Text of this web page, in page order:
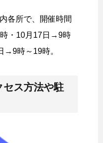
各所で、開催時間
・10月17日→9時
→9時～19時。
セス方法や駐